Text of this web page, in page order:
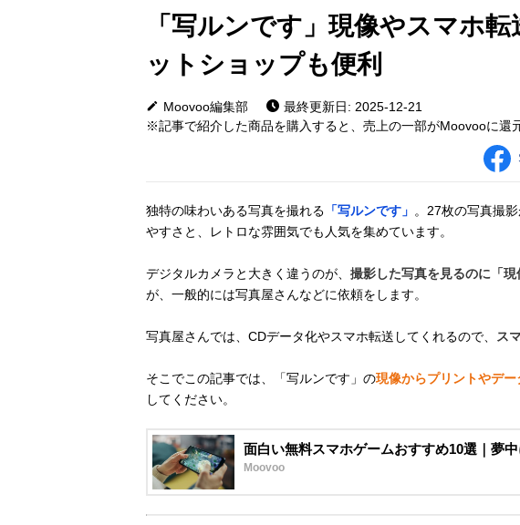
「写ルンです」現像やスマホ
ットショップも便利
Moovoo編集部
最終更新日: 2025-12-21
※記事で紹介した商品を購入すると、売上の一部がMoovooに還
独特の味わいある写真を撮れる 「写ルンです」 。27枚の写真撮
やすさと、レトロな雰囲気でも人気を集めています。
デジタルカメラと大きく違うのが、 撮影した写真を見るのに「現
が、一般的には写真屋さんなどに依頼をします。
写真屋さんでは、CDデータ化やスマホ転送してくれるので、 ス
そこでこの記事では、「写ルンです」の現像からプリントやデー
してください。
面白い無料スマホゲームおすすめ10選｜夢
Moovoo